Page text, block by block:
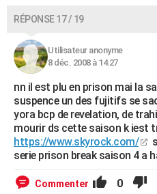
RÉPONSE 17 / 19
Utilisateur anonyme
8 déc. 2008 à 14:27
nn il est plu en prison mai la
suspence un des fujitifs se
yora bcp de revelation, de
mourir ds cette saison k iest
https://www.skyrock.com/
serie prison break saison 4 a
Commenter 0